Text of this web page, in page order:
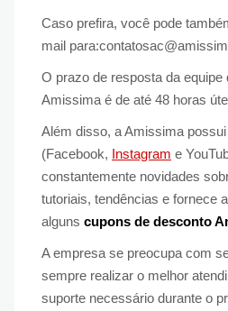
Caso prefira, você pode
mail
O prazo de resposta da equipe
Amissima é de até 48 horas
Além disso, a Amissima
(Facebook, Instagram e
constantemente novidades
tutoriais, tendências e fornece
alguns cupons de desconto
A empresa se preocupa com
sempre realizar o melhor
suporte necessário durante o